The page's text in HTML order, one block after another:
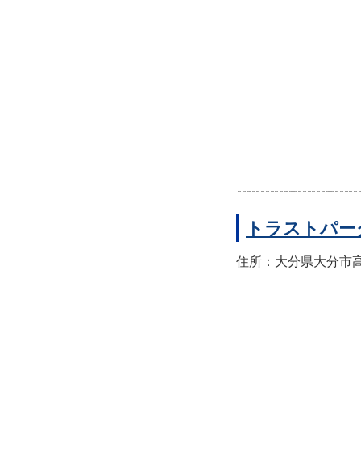
トラストパ
住所：大分県大分市